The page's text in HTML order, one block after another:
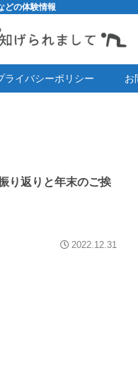
どの体験情報
ライバシーポリシー お
り返りと年末のご挨
2022.12.31